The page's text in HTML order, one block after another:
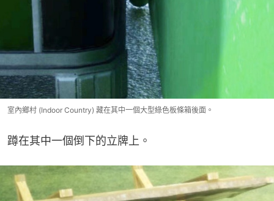
室內鄉村 (Indoor Country) 藏在其中一個大型綠色板條箱後面。
蹲在其中一個倒下的立牌上。